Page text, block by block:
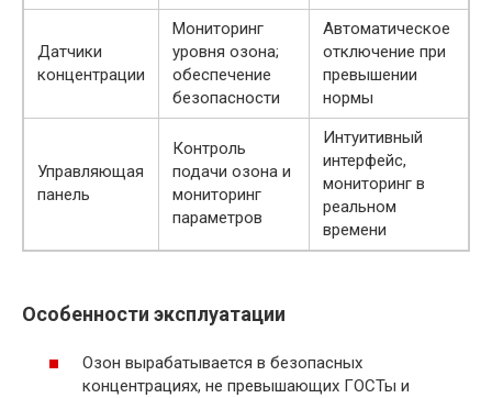
Датчики
концентрации
Мониторинг
уровня озона;
обеспечение
безопасности
Автоматическое
отключение при
превышении
нормы
Управляющая
панель
Контроль
подачи озона и
мониторинг
параметров
Интуитивный
интерфейс,
мониторинг в
реальном
времени
Особенности эксплуатации
Озон вырабатывается в безопасных
концентрациях, не превышающих ГОСТы и